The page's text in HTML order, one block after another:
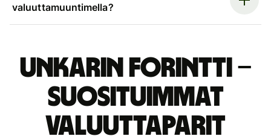
valuuttamuuntimella?
Unkarin forintti –
suosituimmat
valuuttaparit